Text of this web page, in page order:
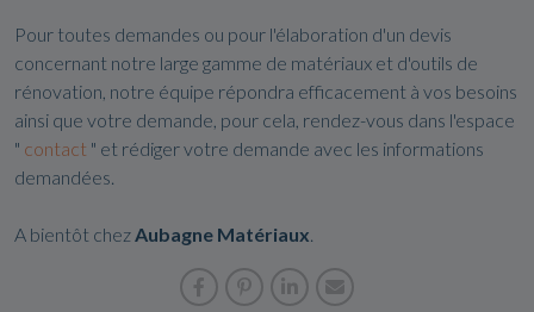
Pour toutes demandes ou pour l'élaboration d'un devis
concernant notre large gamme de matériaux et d'outils de
rénovation, notre équipe répondra efficacement à vos besoins
ainsi que votre demande, pour cela, rendez-vous dans l'espace
" contact " et rédiger votre demande avec les informations
demandées.
A bientôt chezAubagne Matériaux.